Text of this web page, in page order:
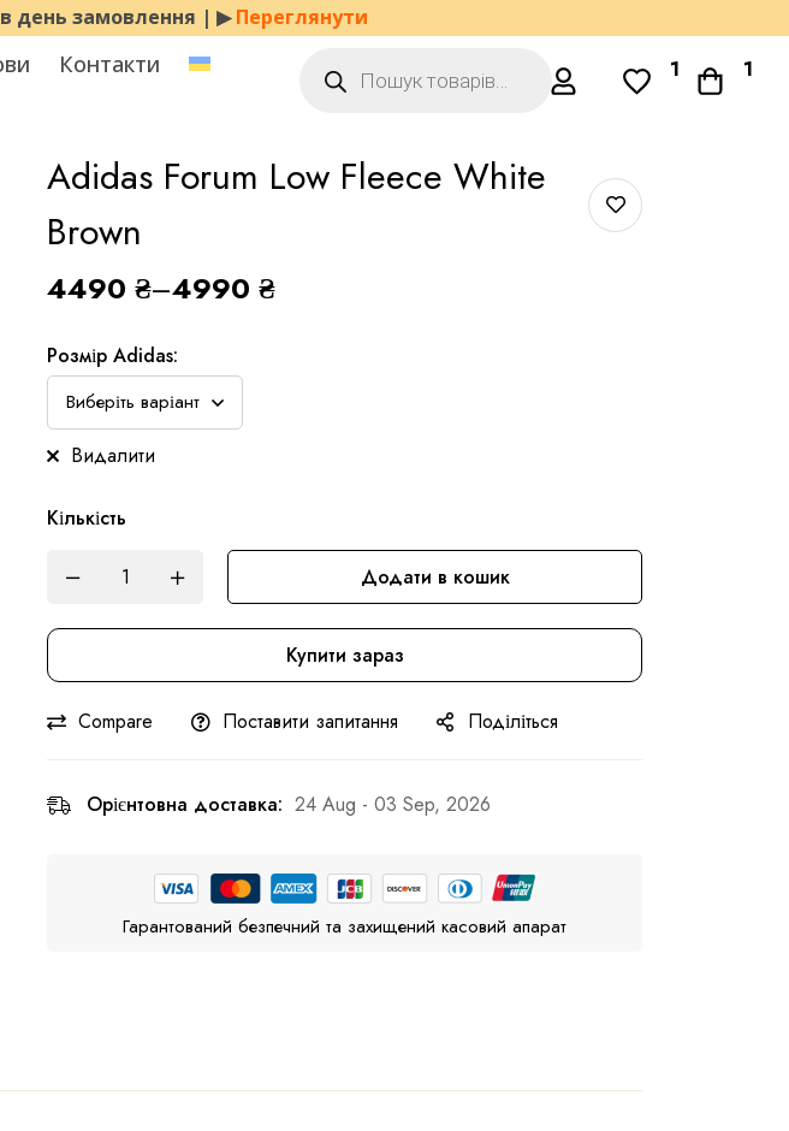
в день замовлення | ▶︎Переглянути
Контакти 1 1
Adidas Forum Low Fleece White
Brown
4490 ₴–4990 ₴
Розмір Adidas:
Видалити
Кількість
Додати в кошик
Купити зараз
Compare Поставити запитання Поділіться
Орієнтовна доставка: 24 Aug - 03 Sep, 2026
Гарантований безпечний та захищений касовий апарат